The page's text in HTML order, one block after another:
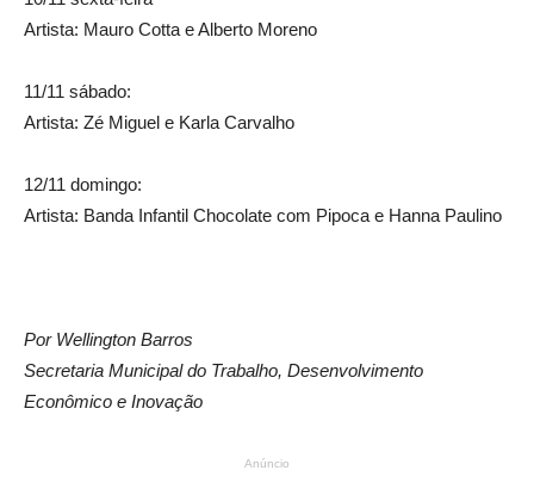
Artista: Mauro Cotta e Alberto Moreno
11/11 sábado:
Artista: Zé Miguel e Karla Carvalho
12/11 domingo:
Artista: Banda Infantil Chocolate com Pipoca e Hanna Paulino
Por Wellington Barros
Secretaria Municipal do Trabalho, Desenvolvimento
Econômico e Inovação
Anúncio